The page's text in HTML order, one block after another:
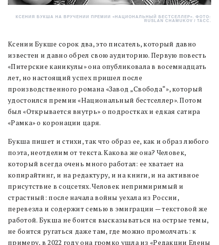
КСЕНИЯ БУКША НА ВРУЧЕНИИ ПРЕМИИ «НАЦИОНАЛЬНЫЙ БЕСТСЕЛЛЕР». ФОТО:
RUSLAN CHAMUKOV / ТАСС.
Ксении Букше сорок два, это писатель, который давно
известен и давно обрел свою аудиторию. Первую повесть
«Питерские каникулы» она опубликовала в восемнадцать
лет, но настоящий успех пришел после
производственного романа «Завод „Свобода“», который
удостоился премии «Национальный бестселлер». Потом
был «Открывается внутрь» о подростках и едкая сатира
«Рамка» о коронации царя.
Букша пишет и стихи, так что образ ее, как и образ любого
поэта, неотделим от текста. Какова же она? Человек,
который всегда очень много работал: ее хватает на
копирайтинг, и на редактуру, и на книги, и на активное
присутствие в соцсетях. Человек непримиримый и
страстный: после начала войны уехала из России,
перевезла и содержит семью в эмиграции — текстовой же
работой. Букша не боится высказываться на острые темы,
не боится ругаться даже там, где можно промолчать: к
примеру, в 2022 году она громко ушла из «Редакции Елены